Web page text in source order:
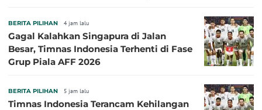
BERITA PILIHAN 4 jam lalu
Gagal Kalahkan Singapura di Jalan
Besar, Timnas Indonesia Terhenti di Fase
Grup Piala AFF 2026
BERITA PILIHAN 5 jam lalu
Timnas Indonesia Terancam Kehilangan